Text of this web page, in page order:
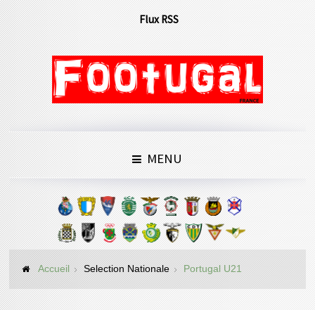
Flux RSS
MENU
Accueil Selection Nationale Portugal U21